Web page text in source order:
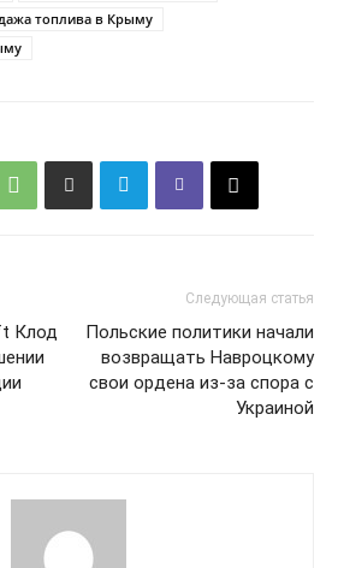
топлива в Крыму
Клод
Следующая статья
Польские политики начали
возвращать Навроцкому
свои ордена из-за спора с
Украиной